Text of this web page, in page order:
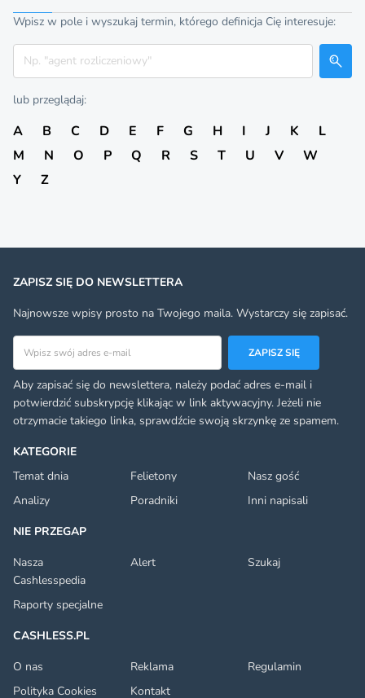
Wpisz w pole i wyszukaj termin, którego definicja Cię interesuje:
Szukaj
lub przeglądaj:
A B C D E F G H I J K
L
M
N O P Q R S T U V
W
Y
Z
KATEGORIE
Temat dnia
Felietony
Nasz gość
Analizy
Poradniki
Inni napisali
NIE PRZEGAP
Nasza
Cashlesspedia
Alert Szukaj
Raporty specjalne
CASHLESS.PL
O nas
Reklama
Regulamin
Polityka Cookies
Kontakt
ZAPISZ SIĘ DO NEWSLETTERA
Najnowsze wpisy prosto na Twojego maila. Wystarczy się zapisać.
ZAPISZ SIĘ
Aby zapisać się do newslettera, należy podać adres e-mail i
potwierdzić subskrypcję klikając w link aktywacyjny. Jeżeli nie
otrzymacie takiego linka, sprawdźcie swoją skrzynkę ze spamem.